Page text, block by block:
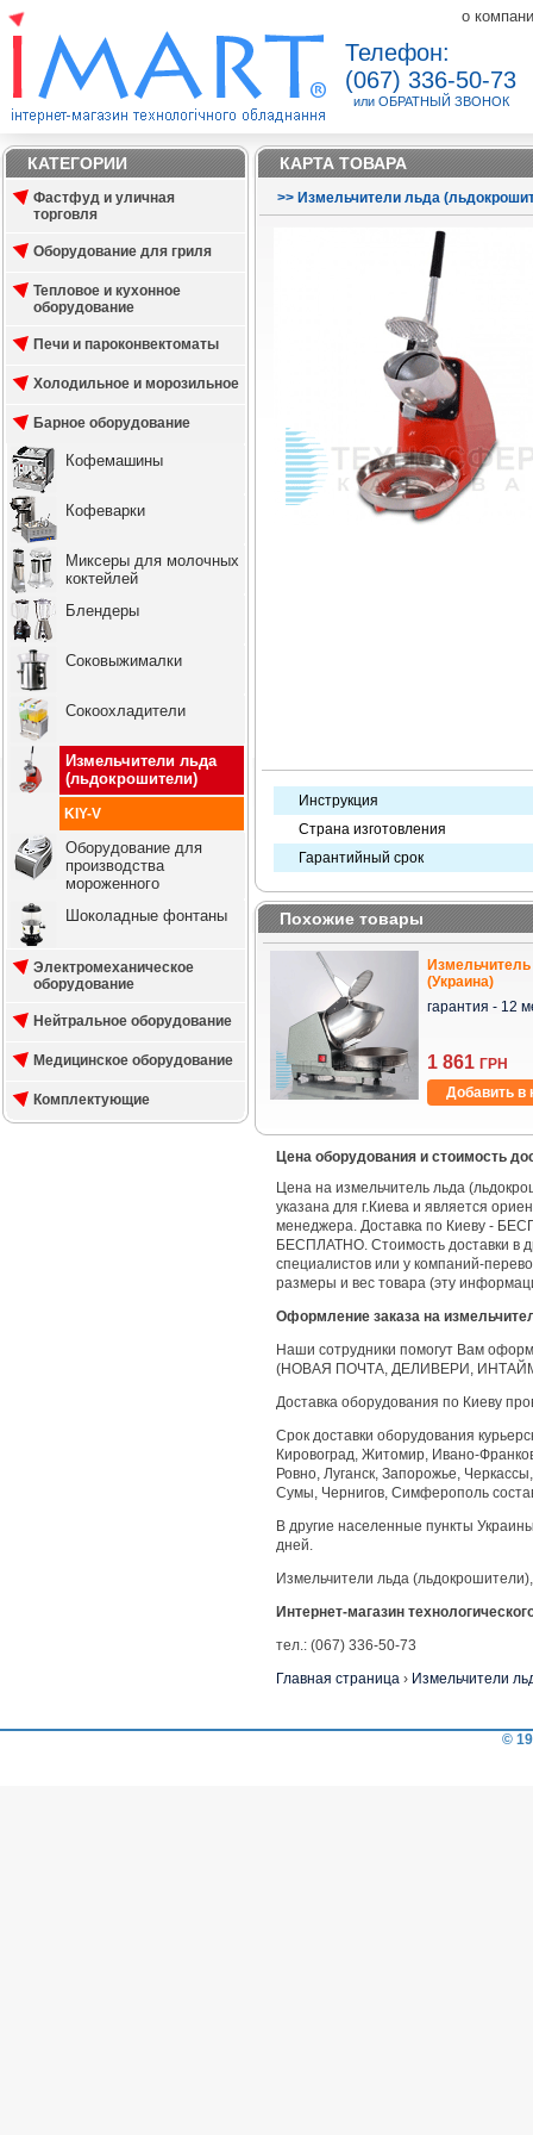
о
Телефон:
(067) 336-50-73
или ОБРАТНЫЙ ЗВОНОК
КАТЕГОРИИ
Фастфуд и уличная
торговля
Оборудование для гриля
Тепловое и кухонное
оборудование
Печи и пароконвектоматы
Холодильное и морозильное
Барное оборудование
Кофемашины
Кофеварки
Миксеры для молочных
коктейлей
Блендеры
Соковыжималки
Сокоохладители
Измельчители льда
(льдокрошители)
KIY-V
Оборудование для
производства
мороженного
Шоколадные фонтаны
Электромеханическое
оборудование
Нейтральное оборудование
Медицинское оборудование
Комплектующие
КАРТА ТОВАРА
>> Измельчители льда
Инструкция
Страна изготовления
Гарантийный срок
Похожие товары
(Украина)
гарантия - 12
1 861 ГРН
Добавить в
Цена оборудования и стоимость
Цена на измельчитель льда
указана для г.Киева и является
менеджера. Доставка по Киеву -
БЕСПЛАТНО. Стоимость доставки в
специалистов или у компаний-
размеры и вес товара (эту
Оформление заказа на
Наши сотрудники помогут Вам
(НОВАЯ ПОЧТА, ДЕЛИВЕРИ,
Доставка оборудования по Киеву
Срок доставки оборудования
Кировоград, Житомир, Ивано-
Ровно, Луганск, Запорожье,
Сумы, Чернигов, Симферополь
В другие населенные пункты
дней.
Измельчители льда
Интернет-магазин
тел.: (067) 336-50-73
Главная страница › Измельчители
©